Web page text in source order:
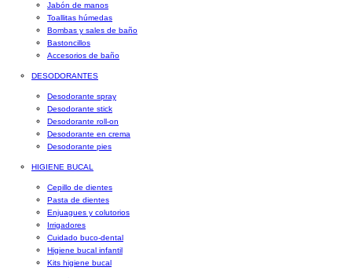
Jabón de manos
Toallitas húmedas
Bombas y sales de baño
Bastoncillos
Accesorios de baño
DESODORANTES
Desodorante spray
Desodorante stick
Desodorante roll-on
Desodorante en crema
Desodorante pies
HIGIENE BUCAL
Cepillo de dientes
Pasta de dientes
Enjuagues y colutorios
Irrigadores
Cuidado buco-dental
Higiene bucal infantil
Kits higiene bucal